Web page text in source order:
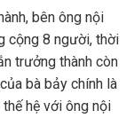
bên ông nội
cộng 8 người, thời
trưởng thành còn
bà bảy chính là
hệ với ông nội